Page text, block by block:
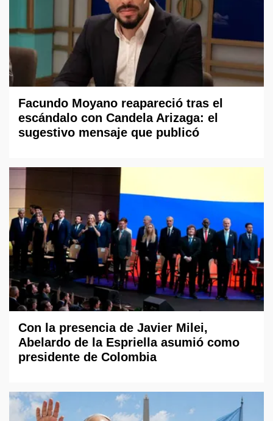
Facundo Moyano reapareció tras el
escándalo con Candela Arizaga: el
sugestivo mensaje que publicó
Con la presencia de Javier Milei,
Abelardo de la Espriella asumió como
presidente de Colombia